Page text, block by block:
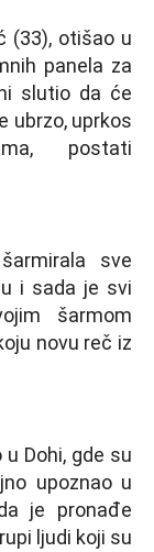
(33), otišao u
panela za
slutio da će
ubrzo, uprkos
postati
sve
i sada je svi
šarmom
novu reč iz
Dohi, gde su
upoznao u
je pronađe
lјudi koji su